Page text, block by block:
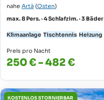
nahe Artà (Osten)
max. 8 Pers. · 4 Schlafzim. · 3 Bäder
Klimaanlage Tischtennis Heizung
Preis pro Nacht
250 € - 482 €
KOSTENLOS STORNIERBAR